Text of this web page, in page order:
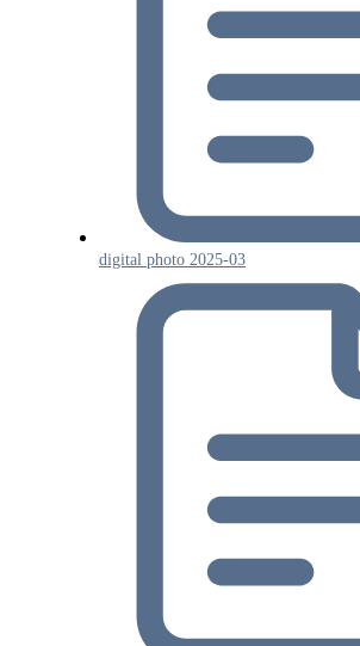
digital photo 2025-03